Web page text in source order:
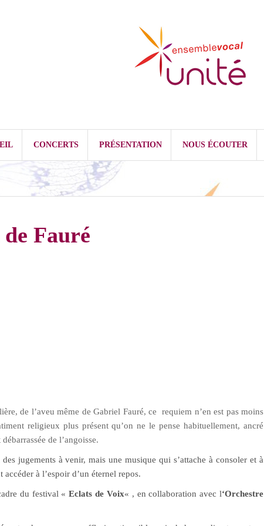
CONCERTS PRÉSENTATION NOUS ÉCOUTER
Fauré
de l’aveu même de Gabriel Fauré, ce requiem n’en est pas moins
religieux plus présent qu’on ne le pense habituellement, ancré
de l’angoisse.
jugements à venir, mais une musique qui s’attache à consoler et à
à l’espoir d’un éternel repos.
du festival «Eclats de Voix« , en collaboration avec l‘Orchestre